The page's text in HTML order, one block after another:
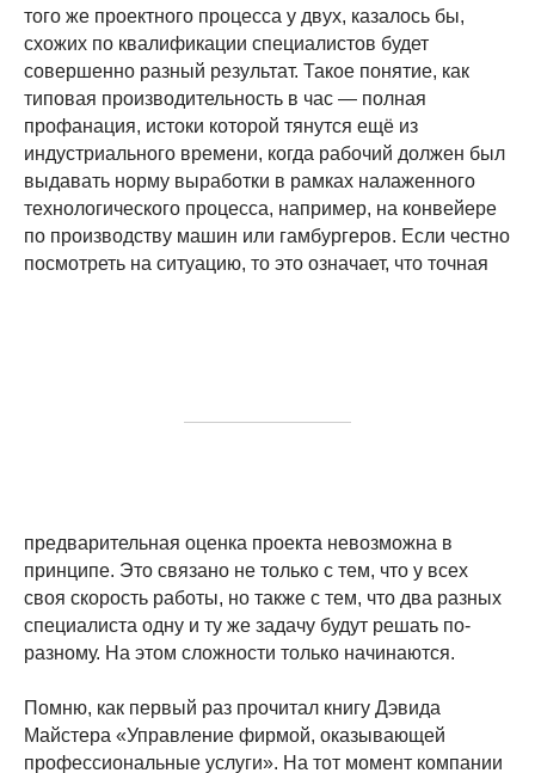
того же проектного процесса у двух, казалось бы,
схожих по квалификации специалистов будет
совершенно разный результат. Такое понятие, как
типовая производительность в час — полная
профанация, истоки которой тянутся ещё из
индустриального времени, когда рабочий должен был
выдавать норму выработки в рамках налаженного
технологического процесса, например, на конвейере
по производству машин или гамбургеров. Если честно
посмотреть на ситуацию, то это означает, что точная
предварительная оценка проекта невозможна в
принципе. Это связано не только с тем, что у всех
своя скорость работы, но также с тем, что два разных
специалиста одну и ту же задачу будут решать по-
разному. На этом сложности только начинаются.
Помню, как первый раз прочитал книгу Дэвида
Майстера «Управление фирмой, оказывающей
профессиональные услуги». На тот момент компании